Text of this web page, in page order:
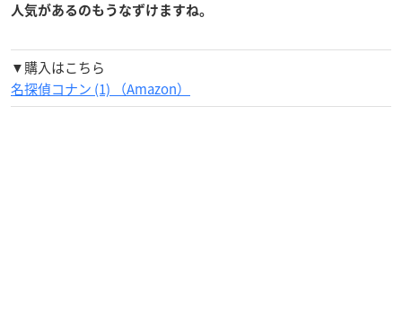
人気があるのもうなずけますね。
▼購入はこちら
名探偵コナン (1) （Amazon）